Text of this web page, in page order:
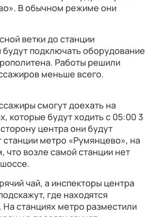
В обычном режиме они
ветки до станции
подключать оборудование
Работы решили
меньше всего.
смогут доехать на
которые будут ходить с 05:00 3
центра они будут
станции метро «Румянцево», на
что возле самой станции нет
чай, а инспекторы центра
где находятся
станциях метро разместили